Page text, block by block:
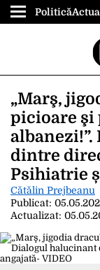
Politică
„Marş,
picioare şi
dintre
Psihiatrie
Cătălin Prejbeanu
Publicat:
Actualizat: